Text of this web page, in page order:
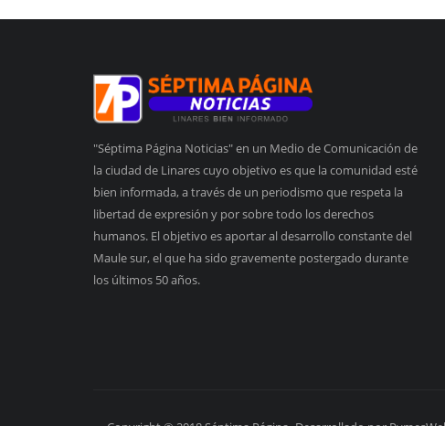
"Séptima Página Noticias" en un Medio de Comunicación de
la ciudad de Linares cuyo objetivo es que la comunidad esté
bien informada, a través de un periodismo que respeta la
libertad de expresión y por sobre todo los derechos
humanos. El objetivo es aportar al desarrollo constante del
Maule sur, el que ha sido gravemente postergado durante
los últimos 50 años.